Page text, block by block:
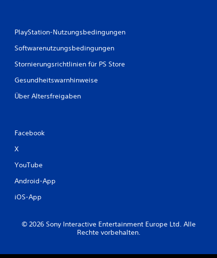
PlayStation-Nutzungsbedingungen
Softwarenutzungsbedingungen
Stornierungsrichtlinien für PS Store
Gesundheitswarnhinweise
Über Altersfreigaben
Facebook
X
YouTube
Android-App
iOS-App
© 2026 Sony Interactive Entertainment Europe Ltd. Alle
Rechte vorbehalten.